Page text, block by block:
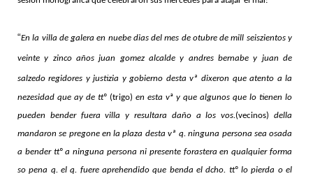
“En la villa de galera en nuebe dias del mes de otubre de mill seiszientos y
veinte y zinco años juan gomez alcalde y andres bernabe y juan de
salzedo regidores y justizia y gobierno desta vª dixeron que atento a la
nezesidad que ay de ttº (trigo) en esta vª y que algunos que lo tienen lo
pueden bender fuera villa y resultara daño a los vos.(vecinos)della
mandaron se pregone en la plaza desta vª q. ninguna persona sea osada
a bender ttºa ninguna persona ni presente forastera en qualquier forma
so pena q. el q. fuere aprehendido que benda el dcho. ttºlo pierda o el